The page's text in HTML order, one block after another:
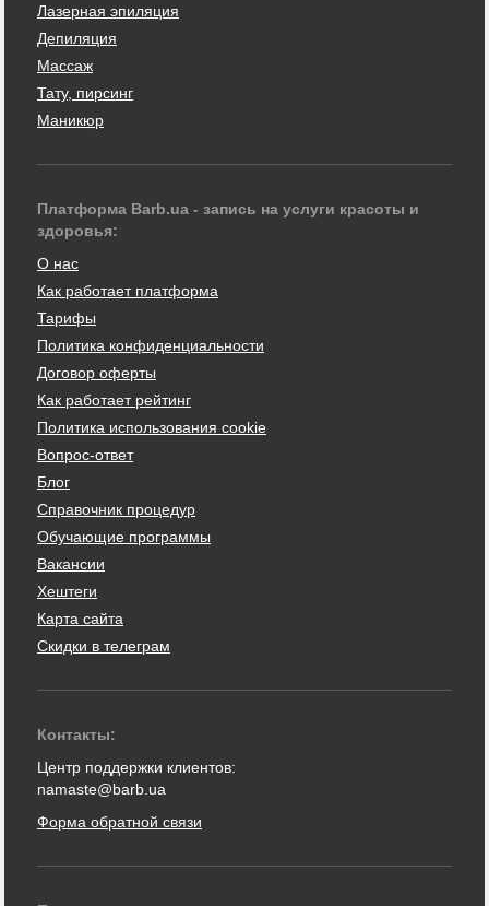
Лазерная эпиляция
Депиляция
Массаж
Тату, пирсинг
Маникюр
Платформа Barb.ua - запись на услуги красоты и
здоровья:
О нас
Как работает платформа
Тарифы
Политика конфиденциальности
Договор оферты
Как работает рейтинг
Политика использования cookie
Вопрос-ответ
Блог
Справочник процедур
Обучающие программы
Вакансии
Хештеги
Карта сайта
Скидки в телеграм
Контакты:
Центр поддержки клиентов:
namaste@barb.ua
Форма обратной связи